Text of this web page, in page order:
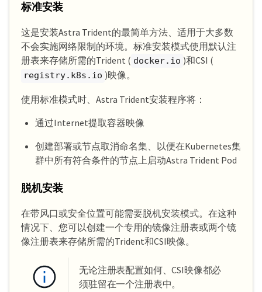
标准安装
这是安装Astra Trident的最简单方法、适用于大多数
不会实施网络限制的环境。标准安装模式使用默认注
册表来存储所需的Trident ( docker.io )和CSI (
registry.k8s.io )映像。
使用标准模式时、Astra Trident安装程序将：
通过Internet提取容器映像
创建部署或节点取消命名集、以便在Kubernetes集
群中所有符合条件的节点上启动Astra Trident Pod
脱机安装
在带风口或安全位置可能需要脱机安装模式。在这种
情况下、您可以创建一个专用的镜像注册表或两个镜
像注册表来存储所需的Trident和CSI映像。
无论注册表配置如何、CSI映像都必
须驻留在一个注册表中。